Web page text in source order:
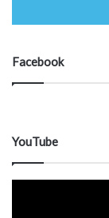
Facebook
YouTube